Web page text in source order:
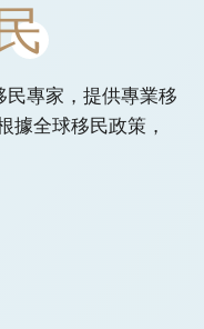
民專家，提供專業移
據全球移民政策，